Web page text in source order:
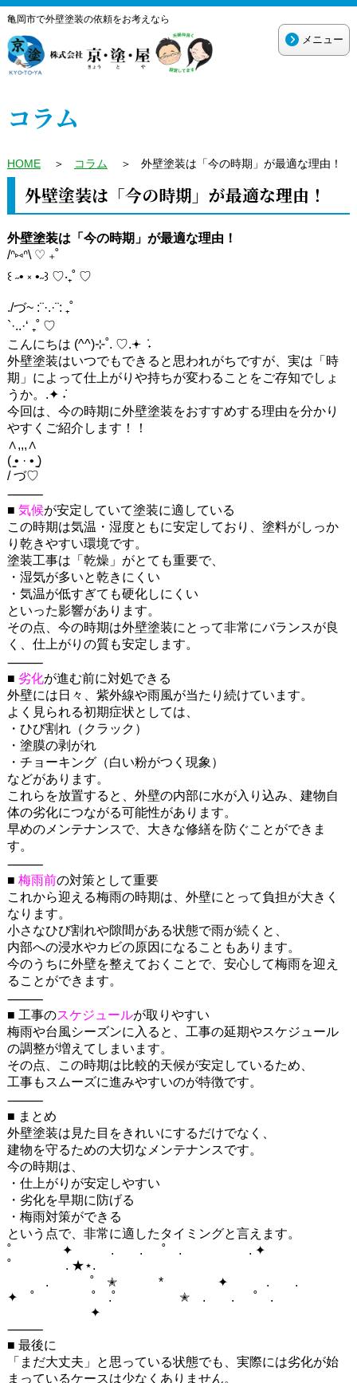
亀岡市で外壁塗装の依頼をお考えなら
メニュー
コラム
HOME＞ コラム ＞ 外壁塗装は「今の時期」が最適な理由！
外壁塗装は「今の時期」が最適な理由！
外壁塗装は「今の時期」が最適な理由！
/ᐢ⑅ᐢ\ ♡ ₊˚
꒰ ˶• ༝ •˶꒱ ♡‧₊˚ ♡
./づ~ :¨·.·¨: ₊˚
`·..·‘ ₊˚ ♡
こんにちは (^^)⊹˚. ♡.𖥔 ݁ ˖
外壁塗装はいつでもできると思われがちですが、実は「時
期」によって仕上がりや持ちが変わることをご存知でしょ
うか。.✦ ݁˖
今回は、今の時期に外壁塗装をおすすめする理由を分かり
やすくご紹介します！！
∧,,,∧
( ̳• · • ̳)
/ づ♡
⸻
■ 気候が安定していて塗装に適している
この時期は気温・湿度ともに安定しており、塗料がしっか
り乾きやすい環境です。
塗装工事は「乾燥」がとても重要で、
・湿気が多いと乾きにくい
・気温が低すぎても硬化しにくい
といった影響があります。
その点、今の時期は外壁塗装にとって非常にバランスが良
く、仕上がりの質も安定します。
⸻
■ 劣化が進む前に対処できる
外壁には日々、紫外線や雨風が当たり続けています。
よく見られる初期症状としては、
・ひび割れ（クラック）
・塗膜の剥がれ
・チョーキング（白い粉がつく現象）
などがあります。
これらを放置すると、外壁の内部に水が入り込み、建物自
体の劣化につながる可能性があります。
早めのメンテナンスで、大きな修繕を防ぐことができま
す。
⸻
■ 梅雨前の対策として重要
これから迎える梅雨の時期は、外壁にとって負担が大きく
なります。
小さなひび割れや隙間がある状態で雨が続くと、
内部への浸水やカビの原因になることもあります。
今のうちに外壁を整えておくことで、安心して梅雨を迎え
ることができます。
⸻
■ 工事のスケジュールが取りやすい
梅雨や台風シーズンに入ると、工事の延期やスケジュール
の調整が増えてしまいます。
その点、この時期は比較的天候が安定しているため、
工事もスムーズに進みやすいのが特徴です。
⸻
■ まとめ
外壁塗装は見た目をきれいにするだけでなく、
建物を守るための大切なメンテナンスです。
今の時期は、
・仕上がりが安定しやすい
・劣化を早期に防げる
・梅雨対策ができる
という点で、非常に適したタイミングと言えます。
˚ ✦ . . ˚ . . ✦
˚ . ★⋆.
. ˚ ✭ * ✦ . .
✦ ˚ ˚ .˚ ✭ . . ˚ .
✦
⸻
■ 最後に
「まだ大丈夫」と思っている状態でも、実際には劣化が始
まっているケースは少なくありません。